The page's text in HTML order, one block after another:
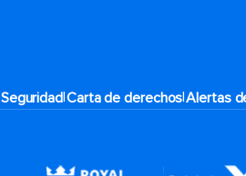
Seguridad|Carta de derechos|Alertas